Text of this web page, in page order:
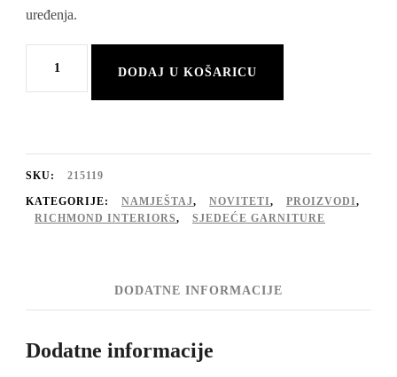
uređenja.
Novaro
lounge
lijevi
DODAJ U KOŠARICU
SKU: 215119
KATEGORIJE: NAMJEŠTAJ, NOVITETI, PROIZVODI,
RICHMOND INTERIORS, SJEDEĆE GARNITURE
DODATNE INFORMACIJE
Dodatne informacije